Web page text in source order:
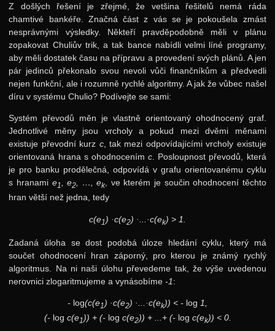
Z došlých řešení je zřejmé, že vetšina řešitelů nemá ráda
chamtivé bankéře. Značná část z vás se je pokoušela zmást
nesprávnými výsledky. Někteří pravděpodobně měli v plánu
zopakovat Chuliův trik, a tak bance nabídli velmi líné programy,
aby měli dostatek času na přípravu a provedení svých plánů. A jen
pár jedinců překonalo svou nevoli vůči finančníkům a předvedli
nejen funkční, ale i rozumně rychlé algoritmy. A jak že vůbec našel
díru v systému Chulio? Podívejte se sami:
Systém převodů měn je vlastně orientovaný ohodnocený graf.
Jednotlivé měny jsou vrcholy a pokud mezi dvěmi měnami
existuje převodní kurz c, tak mezi odpovídajícími vrcholy existuje
orientovaná hrana s ohodnocenímc. Posloupnost převodů, která
je pro banku prodělečná, odpovídá v grafu orientovanému cyklu
s hranami e1, e2, …, ek, ve kterém je součin ohodnocení těchto
hran větší než jedna, tedy
c(e1) ·c(e2) ·...·c(ek) > 1.
Zadaná úloha se dost podobá úloze hledání cyklu, který má
součet ohodnocení hran záporný, pro kterou je známý rychlý
algoritmus. Na ni naši úlohu převedeme tak, že výše uvedenou
nerovnici zlogaritmujeme a vynásobíme-1:
- log(c(e1) ·c(e2) ·...·c(ek)) < - log 1,
(- log c(e1)) + (- log c(e2)) + ...+ (- log c(ek)) < 0.
16. ročník: 03/04
15. ročník: 02/03
14. ročník: 01/02
13. ročník: 00/01
12. ročník: 99/00
11. ročník: 98/99
10. ročník: 97/98
9. ročník: 96/97
8. ročník: 95/96
7. ročník: 94/95
5. ročník: 92/93
3. ročník: 90/91
2. ročník: 89/90
1. ročník: 88/89